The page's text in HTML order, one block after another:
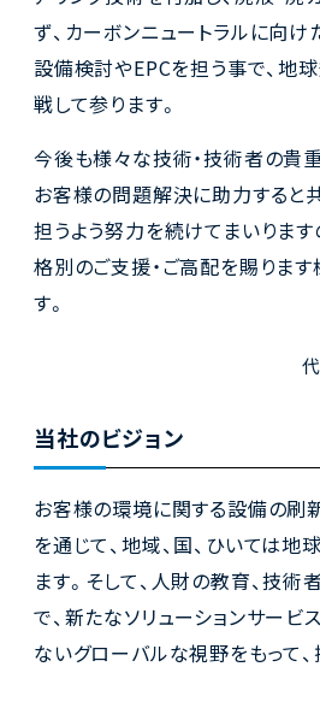
ず、カーボンニュートラルに向け
設備検討やEPCを担う事で、地
戦して参ります。
今後も様々な技術・技術者の貴
お客様の問題解決に助力すると
担うよう努力を続けてまいりま
格別のご支援・ご高配を賜りま
す。
当社のビジョン
お客様の環境に関する設備の刷
を通じて、 地域、国、ひいては地
ます。 そして、人財の教育、技
で、 新たなソリューションサービ
ないグローバルな視野をもって、